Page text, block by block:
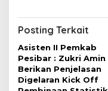
g
a
s
i
Posting Terkait
Asisten II Pemkab
Pesibar : Zukri Amin
Berikan Penjelasan
Digelaran Kick Off